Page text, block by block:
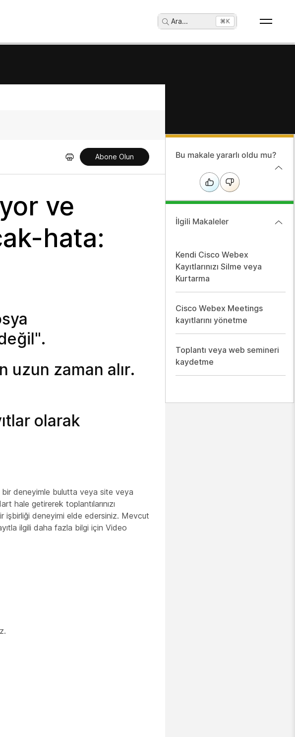
Ara... ⌘K
Abone Olun
ve
hata:
uzun zaman alır.
olarak
deneyimle bulutta veya site veya
hale getirerek toplantılarınızı
işbirliği deneyimi elde edersiniz. Mevcut
ilgili daha fazla bilgi için Video
Bu makale yararlı oldu mu?
İlgili Makaleler
Kendi Cisco Webex
Kayıtlarınızı Silme veya
Kurtarma
Cisco Webex Meetings
kayıtlarını yönetme
Toplantı veya web semineri
kaydetme